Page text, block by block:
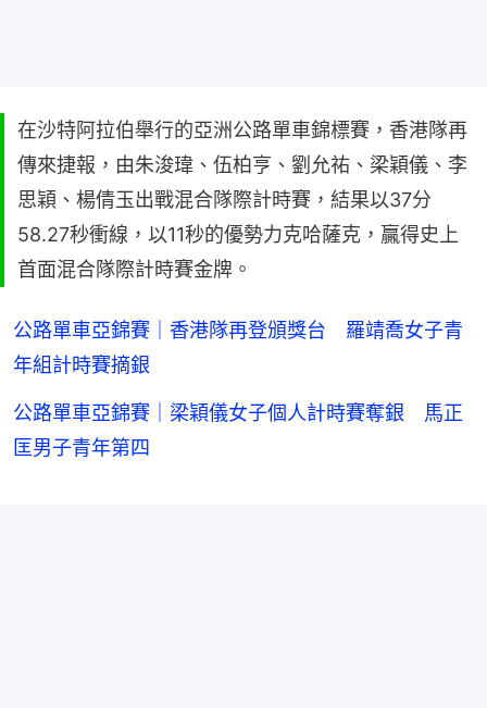
在沙特阿拉伯舉行的亞洲公路單車錦標賽，香港隊再
傳來捷報，由朱浚瑋、伍柏亨、劉允祐、梁穎儀、李
思穎、楊倩玉出戰混合隊際計時賽，結果以37分
58.27秒衝線，以11秒的優勢力克哈薩克，贏得史上
首面混合隊際計時賽金牌。
公路單車亞錦賽｜香港隊再登頒獎台 羅靖喬女子青
年組計時賽摘銀
公路單車亞錦賽｜梁穎儀女子個人計時賽奪銀 馬正
匡男子青年第四